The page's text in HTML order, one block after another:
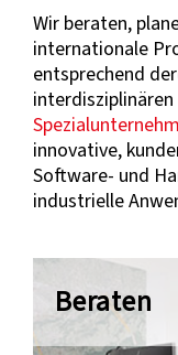
Wir beraten,
internationale
entsprechend
innovative,
Software- und
industrielle
Beraten